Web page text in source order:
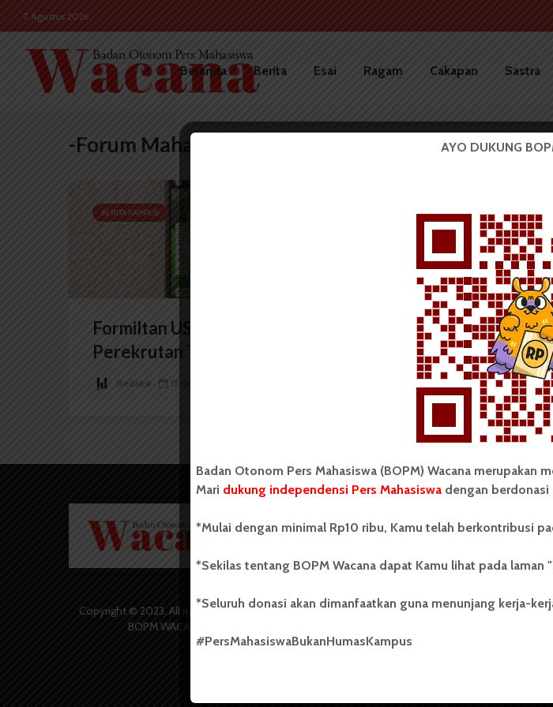
7 Agustus 2026
Beranda Berita Esai Ragam Cakapan Sastra
-Forum Mahasiswa Muslim Ilmuan Pertanian
BERITA KAMPUS
Formiltan USU Adakan
Perekrutan Terbuka
Redaksi 12 Januari 2024
Copyright © 2023. All rights reserved
BOPM WACANA.
Wacana merupakan pers mahasiswa
secara mandiri oleh mahasiswa
Universitas Sumatera Utara (USU).
salah satu Unit Kegiatan Mahasiswa
dengan nama Pers Mahasiswa SUARA
USU yang berdiri pada 1 Juli 1995.
AYO DUKUNG
Badan Otonom Pers Mahasiswa (BOPM) Wacana merupakan
Mari dukung independensi Pers Mahasiswadengan berdonasi
*Mulai dengan minimal Rp10 ribu, Kamu telah berkontribusi
*Sekilas tentang BOPM Wacana dapat Kamu lihat pada laman "
*Seluruh donasi akan dimanfaatkan guna menunjang kerja-
#PersMahasiswaBukanHumasKampus